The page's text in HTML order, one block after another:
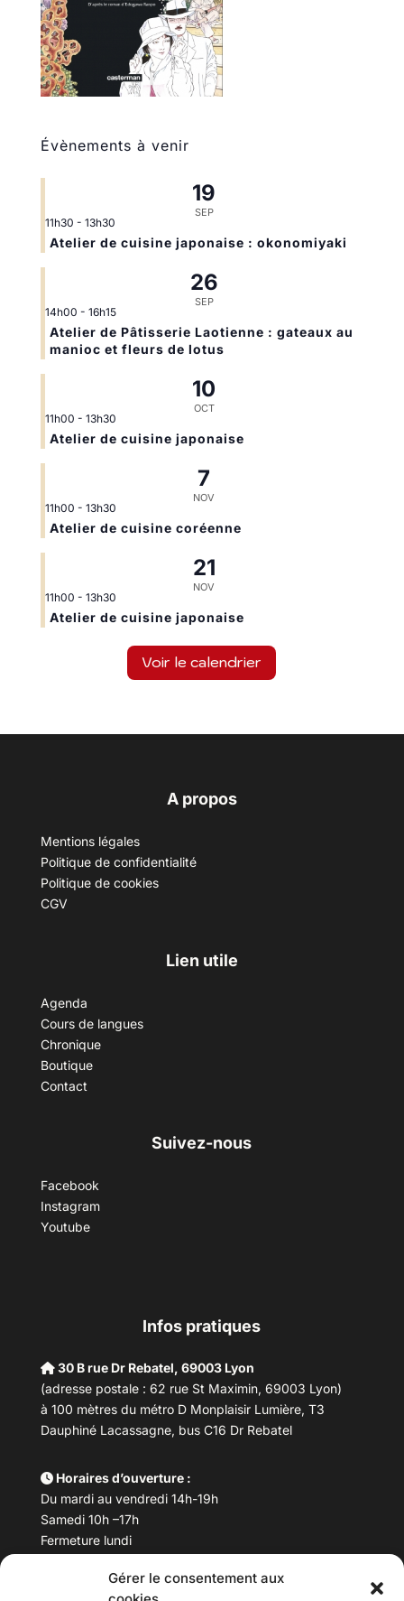
Gérer le consentement aux
Évènements à venir
19
SEP
11h30 - 13h30
Atelier de cuisine japonaise : okonomiyaki
26
SEP
14h00 - 16h15
Atelier de Pâtisserie Laotienne : gateaux au
manioc et fleurs de lotus
10
OCT
11h00 - 13h30
Atelier de cuisine japonaise
7
NOV
11h00 - 13h30
Atelier de cuisine coréenne
21
NOV
11h00 - 13h30
Atelier de cuisine japonaise
Voir le calendrier
A propos
Mentions légales
Politique de confidentialité
Politique de cookies
CGV
Lien utile
Agenda
Cours de langues
Chronique
Boutique
Contact
Suivez-nous
Facebook
Instagram
Youtube
Infos pratiques
30 B rue Dr Rebatel, 69003 Lyon
(adresse postale : 62 rue St Maximin, 69003 Lyon)
à 100 mètres du métro D Monplaisir Lumière, T3
Dauphiné Lacassagne, bus C16 Dr Rebatel
Horaires d’ouverture :
Du mardi au vendredi 14h-19h
Samedi 10h –17h
Fermeture lundi
Téléphone : 04 78 53 06 40